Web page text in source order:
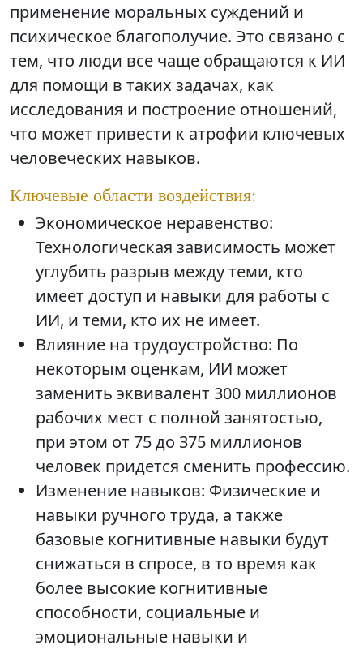
применение моральных суждений и
психическое благополучие. Это связано с
тем, что люди все чаще обращаются к ИИ
для помощи в таких задачах, как
исследования и построение отношений,
что может привести к атрофии ключевых
человеческих навыков.
Ключевые области воздействия:
Экономическое неравенство:
Технологическая зависимость может
углубить разрыв между теми, кто
имеет доступ и навыки для работы с
ИИ, и теми, кто их не имеет.
Влияние на трудоустройство: По
некоторым оценкам, ИИ может
заменить эквивалент 300 миллионов
рабочих мест с полной занятостью,
при этом от 75 до 375 миллионов
человек придется сменить профессию.
Изменение навыков: Физические и
навыки ручного труда, а также
базовые когнитивные навыки будут
снижаться в спросе, в то время как
более высокие когнитивные
способности, социальные и
эмоциональные навыки и